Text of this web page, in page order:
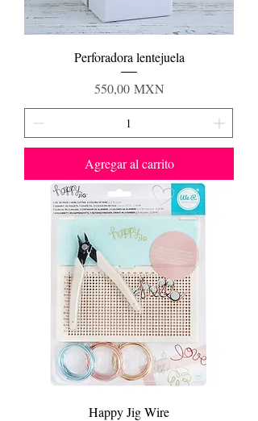
Perforadora lentejuela
Precio
550,00 MXN
Agregar al carrito
Happy Jig Wire